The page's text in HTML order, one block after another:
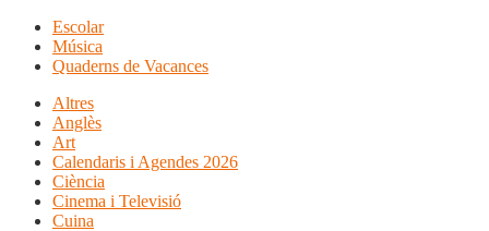
Escolar
Música
Quaderns de Vacances
Altres
Anglès
Art
Calendaris i Agendes 2026
Ciència
Cinema i Televisió
Cuina